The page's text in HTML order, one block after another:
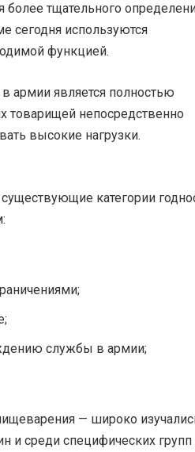
более тщательного
сегодня используются
функцией.
армии является полностью
товарищей непосредственно
высокие нагрузки.
категории
службы в армии;
— широко
и среди специфических групп